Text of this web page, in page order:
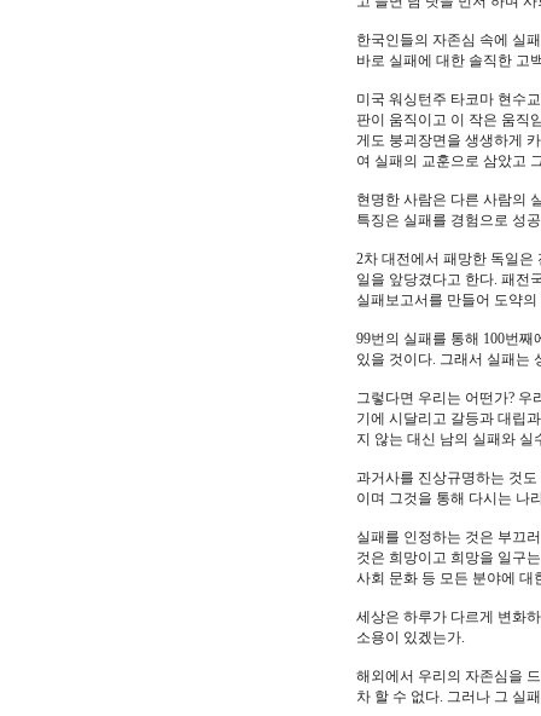
한국인들의 자존심 속에 실
바로 실패에 대한 솔직한 고
미국 워싱턴주 타코마 현수
판이 움직이고 이 작은 움직
게도 붕괴장면을 생생하게
여 실패의 교훈으로 삼았고
현명한 사람은 다른 사람의
특징은 실패를 경험으로 성
2차 대전에서 패망한 독일은
일을 앞당겼다고 한다. 패전
실패보고서를 만들어 도약
99번의 실패를 통해 100번
있을 것이다. 그래서 실패는
그렇다면 우리는 어떤가? 우
기에 시달리고 갈등과 대립
지 않는 대신 남의 실패와
과거사를 진상규명하는 것
이며 그것을 통해 다시는 나
실패를 인정하는 것은 부끄
것은 희망이고 희망을 일구
사회 문화 등 모든 분야에 대
세상은 하루가 다르게 변화
소용이 있겠는가.
해외에서 우리의 자존심을
차 할 수 없다. 그러나 그 실